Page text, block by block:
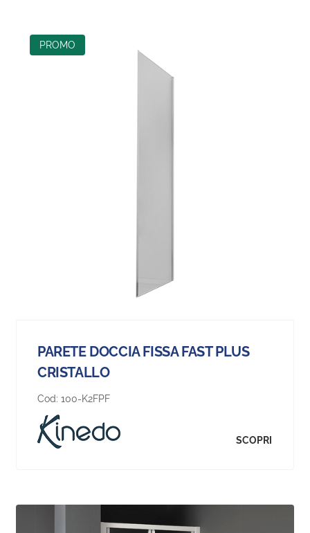
PROMO
PARETE DOCCIA FISSA FAST PLUS
CRISTALLO
Cod: 100-K2FPF
SCOPRI